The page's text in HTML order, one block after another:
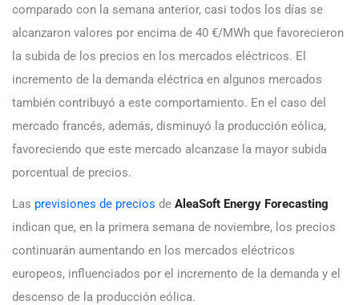
comparado con la semana anterior, casi todos los días se
alcanzaron valores por encima de 40 €/MWh que favorecieron
la subida de los precios en los mercados eléctricos. El
incremento de la demanda eléctrica en algunos mercados
también contribuyó a este comportamiento. En el caso del
mercado francés, además, disminuyó la producción eólica,
favoreciendo que este mercado alcanzase la mayor subida
porcentual de precios.
Las previsiones de precios de AleaSoft Energy Forecasting
indican que, en la primera semana de noviembre, los precios
continuarán aumentando en los mercados eléctricos
europeos, influenciados por el incremento de la demanda y el
descenso de la producción eólica.